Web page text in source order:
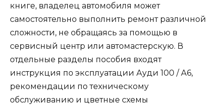
книге, владелец автомобиля может
самостоятельно выполнить ремонт различной
сложности, не обращаясь за помощью в
сервисный центр или автомастерскую. В
отдельные разделы пособия входят
инструкция по эксплуатации Ауди 100 / А6,
рекомендации по техническому
обслуживанию и цветные схемы